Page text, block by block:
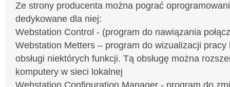
Ze strony producenta można pograć
dedykowane dla niej:
Webstation Control - (program do nawiązania
Webstation Metters – program do wizualizacji pracy
obsługi niektórych funkcji. Tą obsługę można
komputery w sieci lokalnej
Webstation Configuration Manager - program do